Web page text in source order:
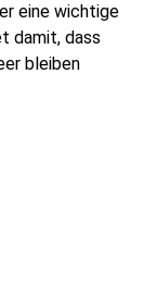
eine wichtige
damit, dass
bleiben